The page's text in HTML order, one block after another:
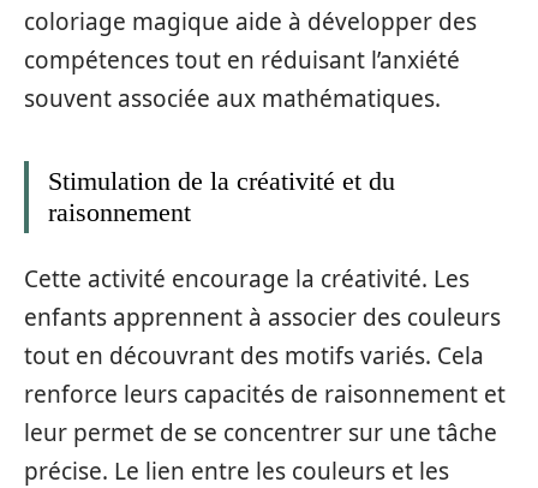
coloriage magique aide à développer des
compétences tout en réduisant l’anxiété
souvent associée aux mathématiques.
Stimulation de la créativité et du
raisonnement
Cette activité encourage la créativité. Les
enfants apprennent à associer des couleurs
tout en découvrant des motifs variés. Cela
renforce leurs capacités de raisonnement et
leur permet de se concentrer sur une tâche
précise. Le lien entre les couleurs et les